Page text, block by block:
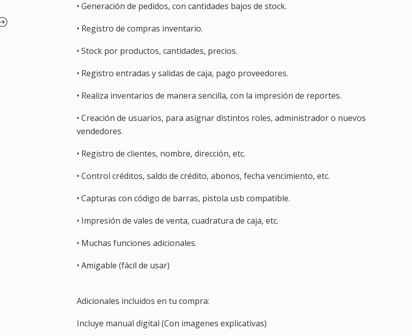
• Generación de pedidos, con cantidades bajos de stock.
• Registro de compras inventario.
• Stock por productos, cantidades, precios.
• Registro entradas y salidas de caja, pago proveedores.
• Realiza inventarios de manera sencilla, con la impresión de reportes.
• Creación de usuarios, para asignar distintos roles, administrador o nuevos
vendedores.
• Registro de clientes, nombre, dirección, etc.
• Control créditos, saldo de crédito, abonos, fecha vencimiento, etc.
• Capturas con código de barras, pistola usb compatible.
• Impresión de vales de venta, cuadratura de caja, etc.
• Muchas funciones adicionales.
• Amigable (fácil de usar)
Adicionales incluidos en tu compra:
Incluye manual digital (Con imagenes explicativas)